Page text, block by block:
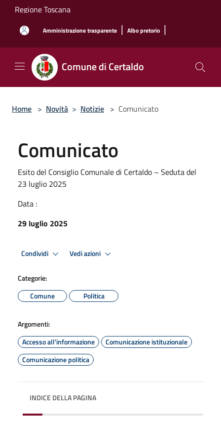
Salta al contenuto principale
Regione Toscana
Amministrazione trasparente | Albo pretorio |
Comune di Certaldo
Home > Novità > Notizie > Comunicato
Comunicato
Esito del Consiglio Comunale di Certaldo – Seduta del
23 luglio 2025
Data :
29 luglio 2025
Condividi Vedi azioni
Categorie:
Comune
Politica
Argomenti:
Accesso all'informazione
Comunicazione istituzionale
Comunicazione politica
INDICE DELLA PAGINA